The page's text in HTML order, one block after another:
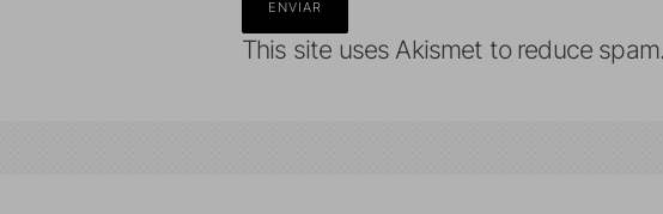
This site uses Akismet to reduce spam.